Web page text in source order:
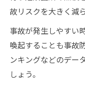
故リスクを大きく減
事故が発生しやすい
喚起することも事故
ンキングなどのデー
しょう。